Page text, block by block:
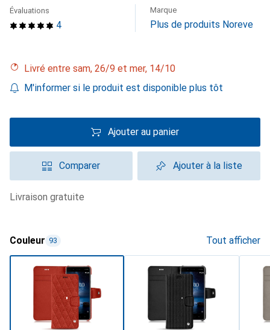
4
Évaluations Marque
Plus de produits Noreve
Livré entre sam, 26/9 et mer, 14/10
M'informer si le produit est disponible plus tôt
Ajouter au panier
Comparer Ajouter à la liste
livraison gratuite
Couleur 93 Tout afficher